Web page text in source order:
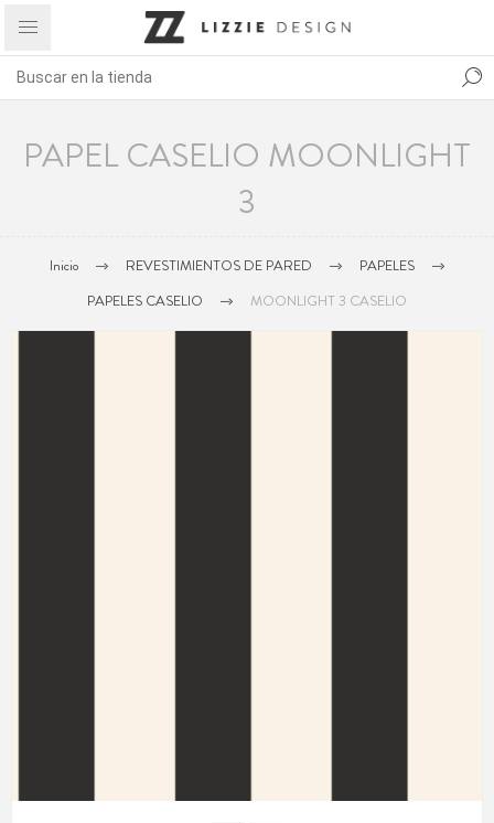
PAPEL CASELIO MOONLIGHT
3
Inicio REVESTIMIENTOS DE PARED
PAPELES
PAPELES CASELIO
MOONLIGHT 3 CASELIO